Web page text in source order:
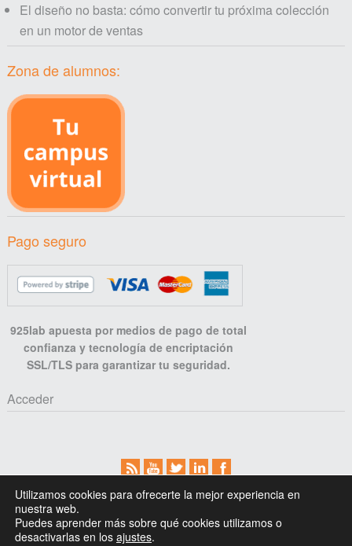
El diseño no basta: cómo convertir tu próxima colección
en un motor de ventas
Zona de alumnos:
Pago seguro
925lab apuesta por medios de pago de total
confianza y tecnología de encriptación
SSL/TLS para garantizar tu seguridad.
Acceder
Aviso legal Privacidad Cookies Cómo comprar
Contacto
Diseño web por 925lab.
Utilizamos cookies para ofrecerte la mejor experiencia en
nuestra web.
Puedes aprender más sobre qué cookies utilizamos o
desactivarlas en los ajustes.